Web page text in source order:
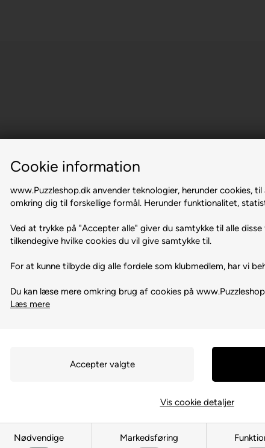
Cookie information
www.Puzzleshop.dk anvender teknologier, herunder cookies,
omkring dig til forskellige formål. Herunder funktionalitet,
Ved at trykke på "Accepter alle" giver du samtykke til alle
tilkendegive hvilke cookies du vil give samtykke til.
For at kunne tilbyde dig alle fordele som klubmedlem, har vi
Du kan læse mere omkring brug af cookies på
Læs mere
Nødvendige Markedsføring
Vis cookie detaljer
2, RO-500470 Brasov
børn under 3 år. Indeholder små dele.